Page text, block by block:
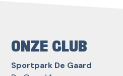
ONZE CLUB
Sportpark De Gaard